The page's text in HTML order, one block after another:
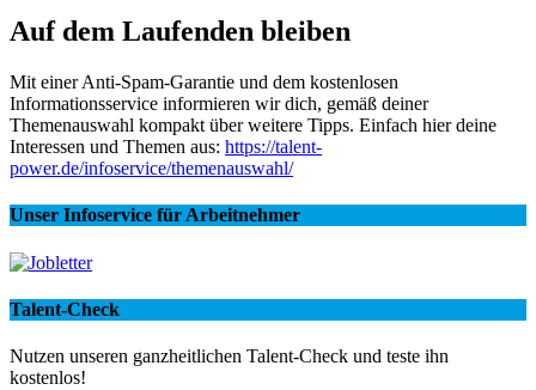
Auf dem Laufenden bleiben
Mit einer Anti-Spam-Garantie und dem kostenlosen
Informationsservice informieren wir dich, gemäß deiner
Themenauswahl kompakt über weitere Tipps. Einfach hier deine
Interessen und Themen aus: https://talent-
power.de/infoservice/themenauswahl/
Unser Infoservice für Arbeitnehmer
Talent-Check
Nutzen unseren ganzheitlichen Talent-Check und teste ihn
kostenlos!